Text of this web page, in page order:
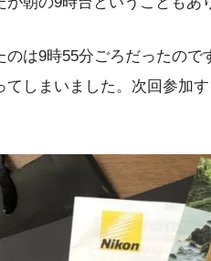
のは9時55分ごろだったの
てしまいました。次回参加